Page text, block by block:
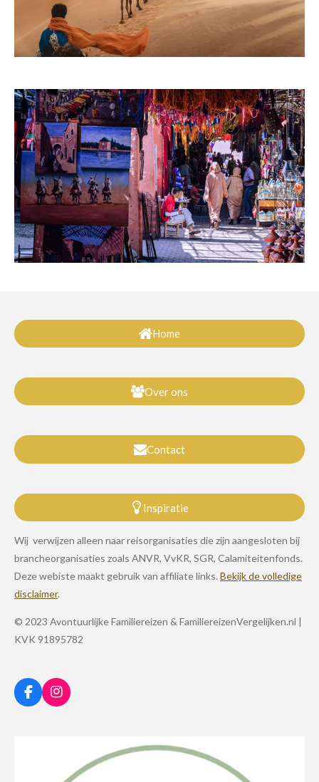
Home
Over ons
Contact
Inspiratie
Wij verwijzen alleen naar reisorganisaties die zijn aangesloten bij
brancheorganisaties zoals ANVR, VvKR, SGR, Calamiteitenfonds.
Deze webiste maakt gebruik van affiliate links. Bekijk de volledige
disclaimer.
© 2023 Avontuurlijke Familiereizen & FamiliereizenVergelijken.nl |
KVK 91895782
F
a
I
n